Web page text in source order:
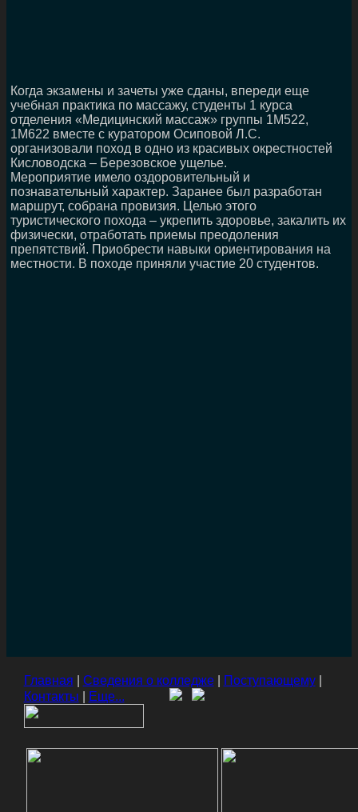
Когда экзамены и зачеты уже сданы, впереди еще
учебная практика по массажу, студенты 1 курса
отделения «Медицинский массаж» группы 1М522,
1М622 вместе с куратором Осиповой Л.С.
организовали поход в одно из красивых окрестностей
Кисловодска – Березовское ущелье.
Мероприятие имело оздоровительный и
познавательный характер. Заранее был разработан
маршрут, собрана провизия. Целью этого
туристического похода – укрепить здоровье, закалить их
физически, отработать приемы преодоления
препятствий. Приобрести навыки ориентирования на
местности. В походе приняли участие 20 студентов.
Главная Сведения о колледже| Поступающему|
Контакты
Еще...